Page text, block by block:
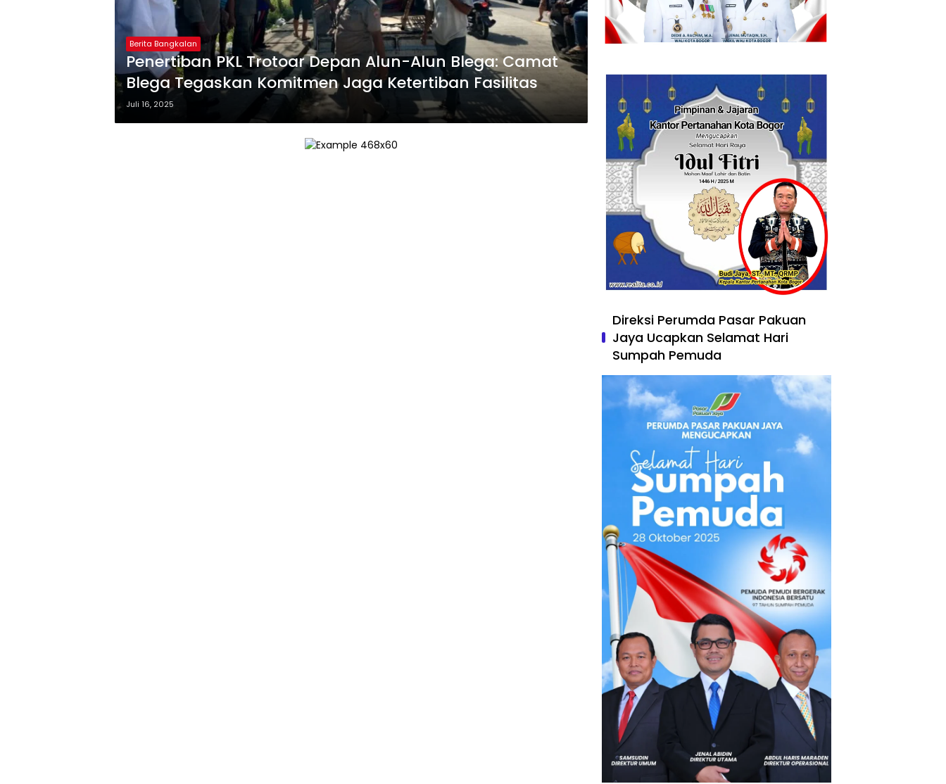
Berita Bangkalan
Penertiban PKL Trotoar Depan Alun-Alun Blega: Camat
Blega Tegaskan Komitmen Jaga Ketertiban Fasilitas
Juli 16, 2025
Direksi Perumda Pasar Pakuan
Jaya Ucapkan Selamat Hari
Sumpah Pemuda